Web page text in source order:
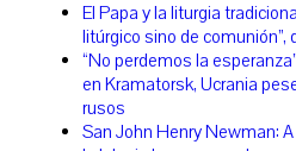
El Papa y la liturgia
litúrgico sino de comunión”,
“No perdemos la
en Kramatorsk, Ucrania
rusos
San John Henry Newman: